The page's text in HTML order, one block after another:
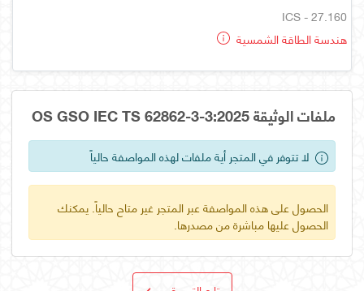
ICS - 27.160
هندسة الطاقة الشمسية
ملفات الوثيقة OS GSO IEC TS 62862-3-3:2025
لا تتوفر في المتجر أية ملفات لهذه المواصفة حالياً
الحصول على هذه المواصفة عبر المتجر غير متاح حالياً. يمكنك
الحصول عليها مباشرة من مصدرها.